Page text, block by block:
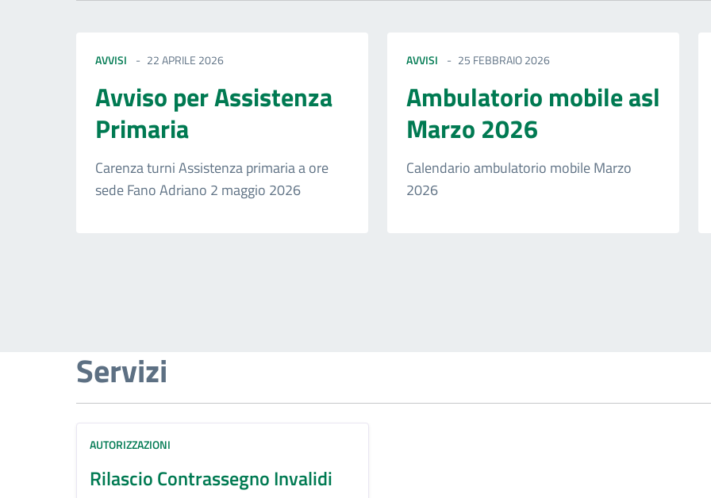
AVVISI 22 APRILE 2026
Avviso per Assistenza
Primaria
Carenza turni Assistenza primaria a ore
sede Fano Adriano 2 maggio 2026
AVVISI 25 FEBBRAIO 2026
Ambulatorio mobile asl
Marzo 2026
Calendario ambulatorio mobile Marzo
2026
Servizi
AUTORIZZAZIONI
Rilascio Contrassegno Invalidi